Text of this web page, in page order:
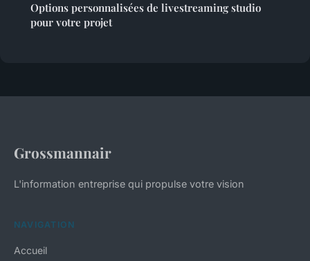
Options personnalisées de livestreaming studio
pour votre projet
Grossmannair
L'information entreprise qui propulse votre vision
NAVIGATION
Accueil